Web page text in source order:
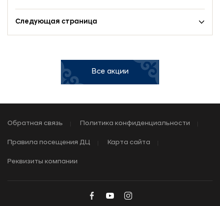
Следующая страница
Все акции
Обратная связь Политика конфиденциальности
Правила посещения ДЦ Карта сайта
Реквизиты компании